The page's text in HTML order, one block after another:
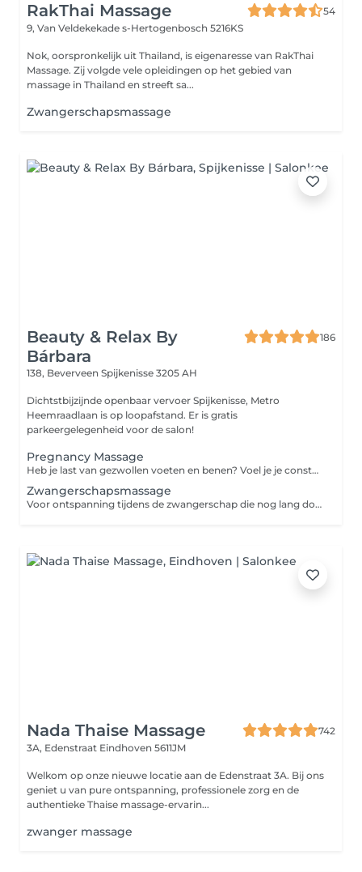
RakThai Massage
54
9, Van Veldekekade s-Hertogenbosch 5216KS
Nok, oorspronkelijk uit Thailand, is eigenaresse van RakThai
Massage. Zij volgde vele opleidingen op het gebied van
massage in Thailand en streeft sa...
Zwangerschapsmassage
Beauty & Relax By
Bárbara
186
138, Beverveen Spijkenisse 3205 AH
Dichtstbijzijnde openbaar vervoer Spijkenisse, Metro
Heemraadlaan is op loopafstand. Er is gratis
parkeergelegenheid voor de salon!
Pregnancy Massage
Heb je last van gezwollen voeten en benen? Voel je je constant te vermoeid om op te staan en te lopen? Ben je de uitgerekende datum al voorbij? Je bent bijna 40 weken zwanger of de uitgerekende datum ligt al ver achter je. Heeft jouw kleintje het nog wel erg lekker in jouw buik, is hij of zij nog niet ingedaald? Laat de bevalling op zich wachten en wordt er door specialisten al gesproken over medisch ingrijpen met een inleiding. Voor vrijwel iedere aanstaande moeder geldt dat zij graag op een zo natuurlijk manier zou willen bevallen. Dus dat jij op ziet tegen medisch ingrijpen is volkomen te begrijpen. Een medische bevalling is uiteraard altijd mogelijk, maar voor het zover is kun je met deze speciale voetreflex behandeling de natuur een handje helpen. Als jij en je baby er helemaal klaar voor zijn kan deze behandeling zelfs bijdragen aan het opwekken van de weeën.
Zwangerschapsmassage
Voor ontspanning tijdens de zwangerschap die nog lang doorwerkt en weldadig is voor jou en de baby. Let op: mogelijk vanaf de 12e week en uitsluitend wanneer er sprake is van een gezonde zwangerschap.
Nada Thaise Massage
742
3A, Edenstraat Eindhoven 5611JM
Welkom op onze nieuwe locatie aan de Edenstraat 3A. Bij ons
geniet u van pure ontspanning, professionele zorg en de
authentieke Thaise massage-ervarin...
zwanger massage